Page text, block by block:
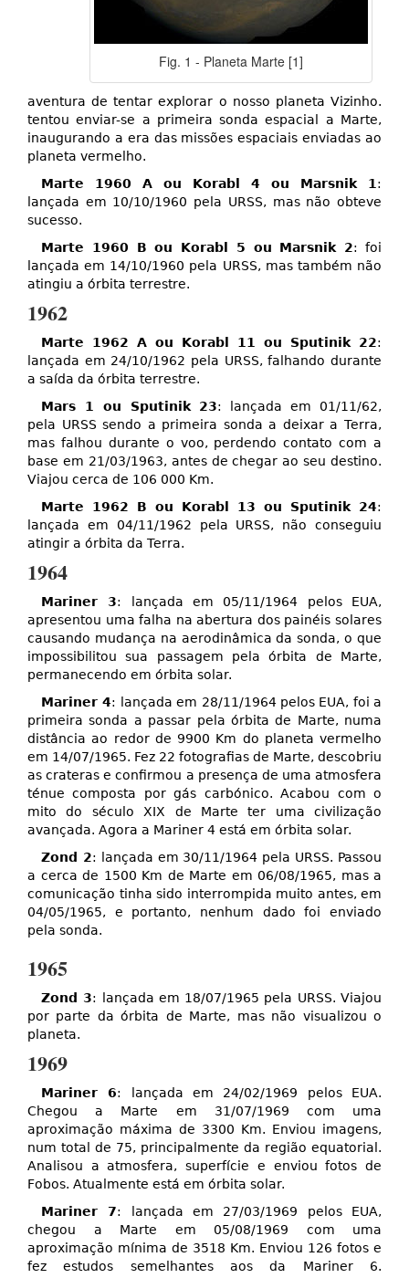
Fig. 1 - Planeta Marte [1]
aventura de tentar explorar o nosso planeta Vizinho.
tentou enviar-se a primeira sonda espacial a Marte,
inaugurando a era das missões espaciais enviadas ao
planeta vermelho.
Marte 1960 A ou Korabl 4 ou Marsnik 1:
lançada em 10/10/1960 pela URSS, mas não obteve
sucesso.
Marte 1960 B ou Korabl 5 ou Marsnik 2: foi
lançada em 14/10/1960 pela URSS, mas também não
atingiu a órbita terrestre.
1962
Marte 1962 A ou Korabl 11 ou Sputinik 22:
lançada em 24/10/1962 pela URSS, falhando durante
a saída da órbita terrestre.
Mars 1 ou Sputinik 23: lançada em 01/11/62,
pela URSS sendo a primeira sonda a deixar a Terra,
mas falhou durante o voo, perdendo contato com a
base em 21/03/1963, antes de chegar ao seu destino.
Viajou cerca de 106 000 Km.
Marte 1962 B ou Korabl 13 ou Sputinik 24:
lançada em 04/11/1962 pela URSS, não conseguiu
atingir a órbita da Terra.
1964
Mariner 3: lançada em 05/11/1964 pelos EUA,
apresentou uma falha na abertura dos painéis solares
causando mudança na aerodinâmica da sonda, o que
impossibilitou sua passagem pela órbita de Marte,
permanecendo em órbita solar.
Mariner 4: lançada em 28/11/1964 pelos EUA, foi a
primeira sonda a passar pela órbita de Marte, numa
distância ao redor de 9900 Km do planeta vermelho
em 14/07/1965. Fez 22 fotografias de Marte, descobriu
as crateras e confirmou a presença de uma atmosfera
ténue composta por gás carbónico. Acabou com o
mito do século XIX de Marte ter uma civilização
avançada. Agora a Mariner 4 está em órbita solar.
Zond 2: lançada em 30/11/1964 pela URSS. Passou
a cerca de 1500 Km de Marte em 06/08/1965, mas a
comunicação tinha sido interrompida muito antes, em
04/05/1965, e portanto, nenhum dado foi enviado
pela sonda.
1965
Zond 3: lançada em 18/07/1965 pela URSS. Viajou
por parte da órbita de Marte, mas não visualizou o
planeta.
1969
Mariner 6: lançada em 24/02/1969 pelos EUA.
Chegou a Marte em 31/07/1969 com uma
aproximação máxima de 3300 Km. Enviou imagens,
num total de 75, principalmente da região equatorial.
Analisou a atmosfera, superfície e enviou fotos de
Fobos. Atualmente está em órbita solar.
Mariner 7: lançada em 27/03/1969 pelos EUA,
chegou a Marte em 05/08/1969 com uma
aproximação mínima de 3518 Km. Enviou 126 fotos e
fez estudos semelhantes aos da Mariner 6.